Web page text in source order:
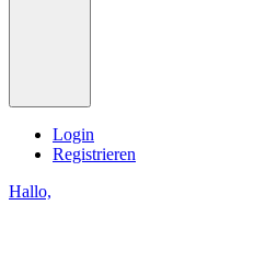
Login
Registrieren
Hallo,